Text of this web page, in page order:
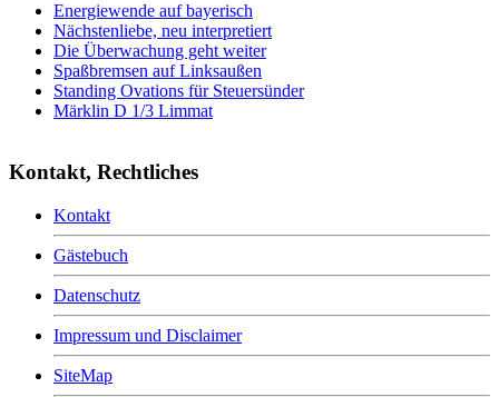
Energiewende auf bayerisch
Nächstenliebe, neu interpretiert
Die Überwachung geht weiter
Spaßbremsen auf Linksaußen
Standing Ovations für Steuersünder
Märklin D 1/3 Limmat
Kontakt, Rechtliches
Kontakt
Gästebuch
Datenschutz
Impressum und Disclaimer
SiteMap